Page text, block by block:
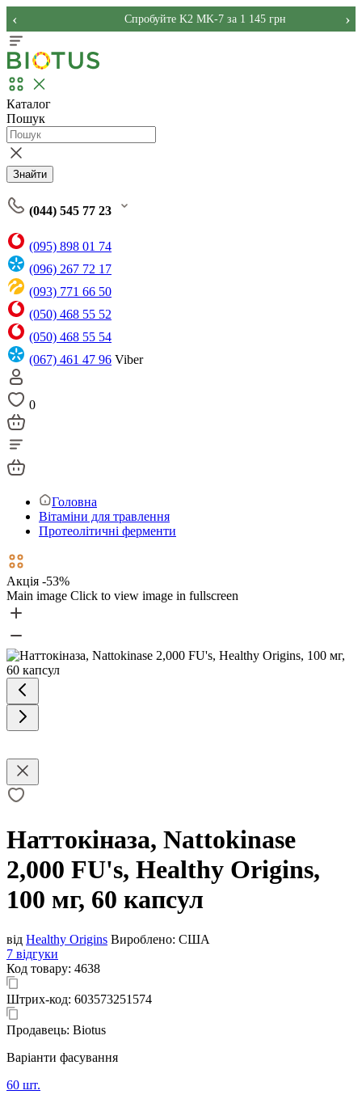
Спробуйте K2 MK-7 за 1 145 грн
‹ ›
Каталог
Пошук
Знайти
(044) 545 77 23
(095) 898 01 74
(096) 267 72 17
(093) 771 66 50
(050) 468 55 52
(050) 468 55 54
(067) 461 47 96 Viber
0
Головна
Вітаміни для травлення
Протеолітичні ферменти
Акція -53%
Main image Click to view image in fullscreen
Наттокіназа, Nattokinase
2,000 FU's, Healthy Origins,
100 мг, 60 капсул
від Healthy Origins Вироблено: США
7 відгуки
Код товару: 4638
Штрих-код: 603573251574
Продавець: Biotus
Варіанти фасування
60 шт.